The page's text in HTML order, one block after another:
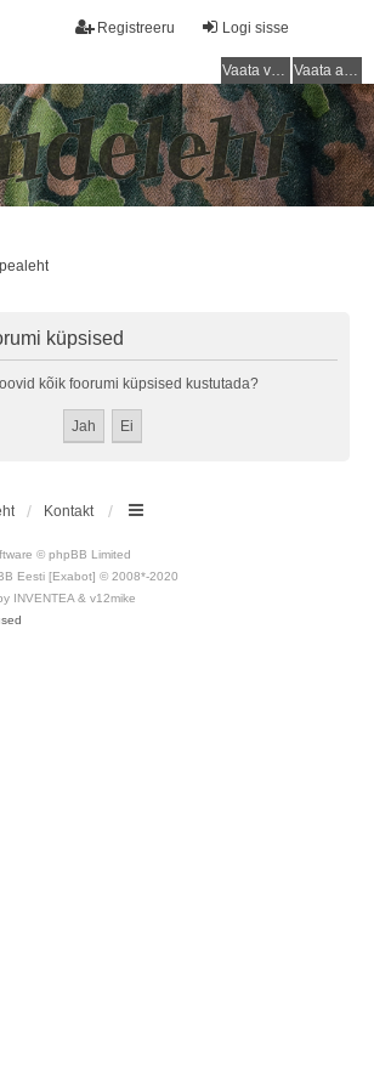
Logi sisse
Registreeru
Vaata vastamata teemasi Vaata aktiivseid teemasid
küpsised
kõik foorumi küpsised kustutada?
Kontakt
© phpBB Limited
Eesti [Exabot] © 2008*-2020
INVENTEA & v12mike